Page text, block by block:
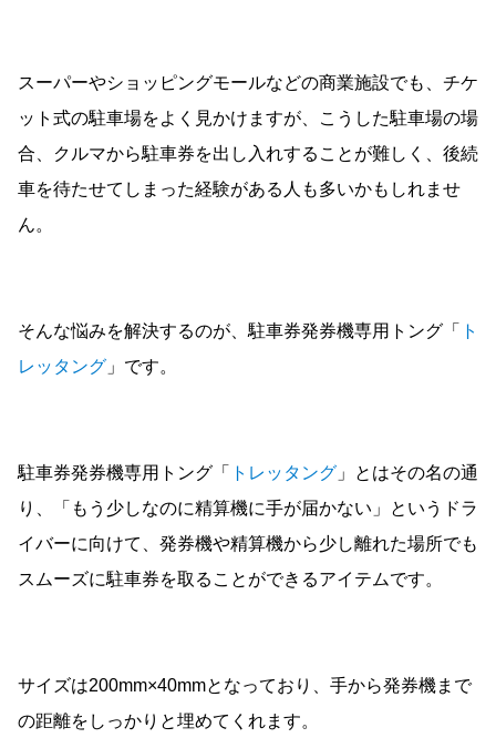
スーパーやショッピングモールなどの商業施設でも、チケ
ット式の駐車場をよく見かけますが、こうした駐車場の場
合、クルマから駐車券を出し入れすることが難しく、後続
車を待たせてしまった経験がある人も多いかもしれませ
ん。
そんな悩みを解決するのが、駐車券発券機専用トング「
ト
レッタング 」です。
駐車券発券機専用トング「 トレッタング 」とはその名の通
り、「もう少しなのに精算機に手が届かない」というドラ
イバーに向けて、発券機や精算機から少し離れた場所でも
スムーズに駐車券を取ることができるアイテムです。
サイズは200mm×40mmとなっており、手から発券機まで
の距離をしっかりと埋めてくれます。